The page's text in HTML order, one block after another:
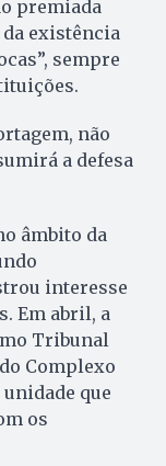
premiada
existência
sempre
não
a defesa
âmbito da
interesse
Em abril, a
Tribunal
Complexo
que
os